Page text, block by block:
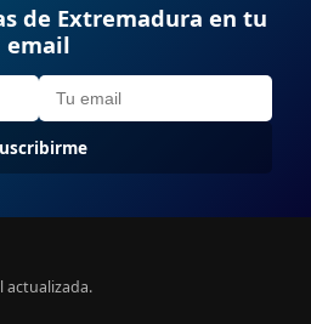
de Extremadura en tu
email
actualizada.